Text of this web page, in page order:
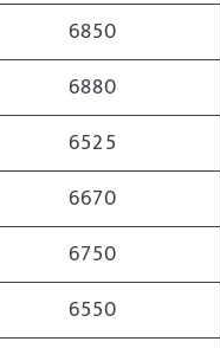
6850
6880
6525
6670
6750
6550